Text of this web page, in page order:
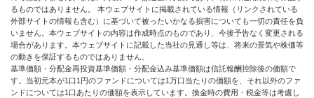
るものではありません。 本ウェブサイトに掲載されている情報（リンクされている
外部サイトの情報も含む）に基づいて被ったいかなる損害についても一切の責任を負
いません。本ウェブサイトの内容は作成時点のものであり、今後予告なく変更される
場合があります。本ウェブサイトに記載した当社の見通し等は、将来の景気や株価等
の動きを保証するものではありません。
基準価額・分配金再投資基準価額・分配金込み基準価額は信託報酬控除後の価額で
す。当初元本が1口1円のファンドについては1万口当たりの価額を、それ以外のファ
ンドについては1口あたりの価額を表示しています。換金時の費用・税金等は考慮し